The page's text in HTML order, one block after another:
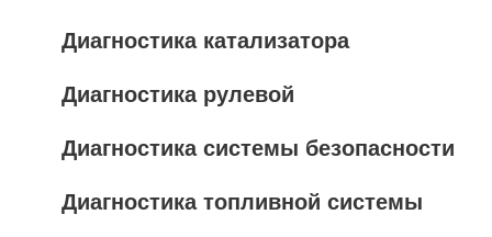
Диагностика катализатора
Диагностика рулевой
Диагностика системы безопасности
Диагностика топливной системы